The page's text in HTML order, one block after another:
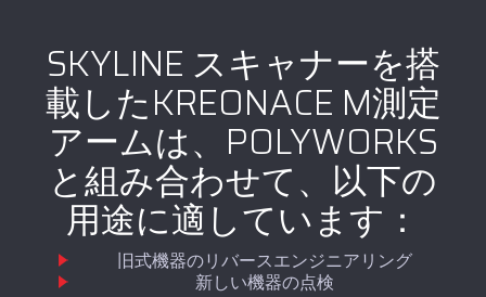
SKYLINE スキャナーを搭
載したKREONACE M測定
アームは、POLYWORKS
と組み合わせて、以下の
用途に適しています：
旧式機器のリバースエンジニアリング
新しい機器の点検